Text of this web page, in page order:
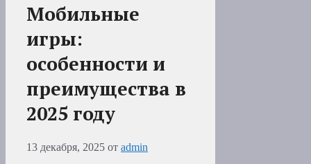
Мобильные
игры:
особенности и
преимущества в
2025 году
13 декабря, 2025 от admin